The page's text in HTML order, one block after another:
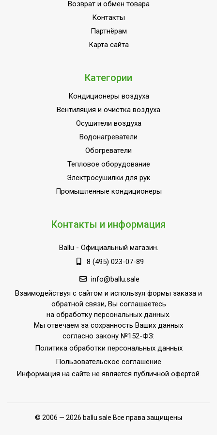
Высота упаковки товара
48 см
Глубина упаковки товара
Возврат и обмен товара
Контакты
Партнёрам
Карта сайта
Категории
Кондиционеры воздуха
Вентиляция и очистка воздуха
Осушители воздуха
Водонагреватели
Обогреватели
Тепловое оборудование
Электросушилки для рук
Промышленные кондиционеры
Контакты и информация
Ballu - Официальный магазин.
8 (495) 023-07-89
info@ballu.sale
Взаимодействуя с сайтом и используя формы заказа и
обратной связи, Вы соглашаетесь
на обработку персональных данных.
Мы отвечаем за сохранность Ваших данных
согласно закону №152-ФЗ:
Политика обработки персональных данных
Пользовательское соглашение
Информация на сайте не является публичной офертой.
© 2006 — 2026 ballu.sale Все права защищены